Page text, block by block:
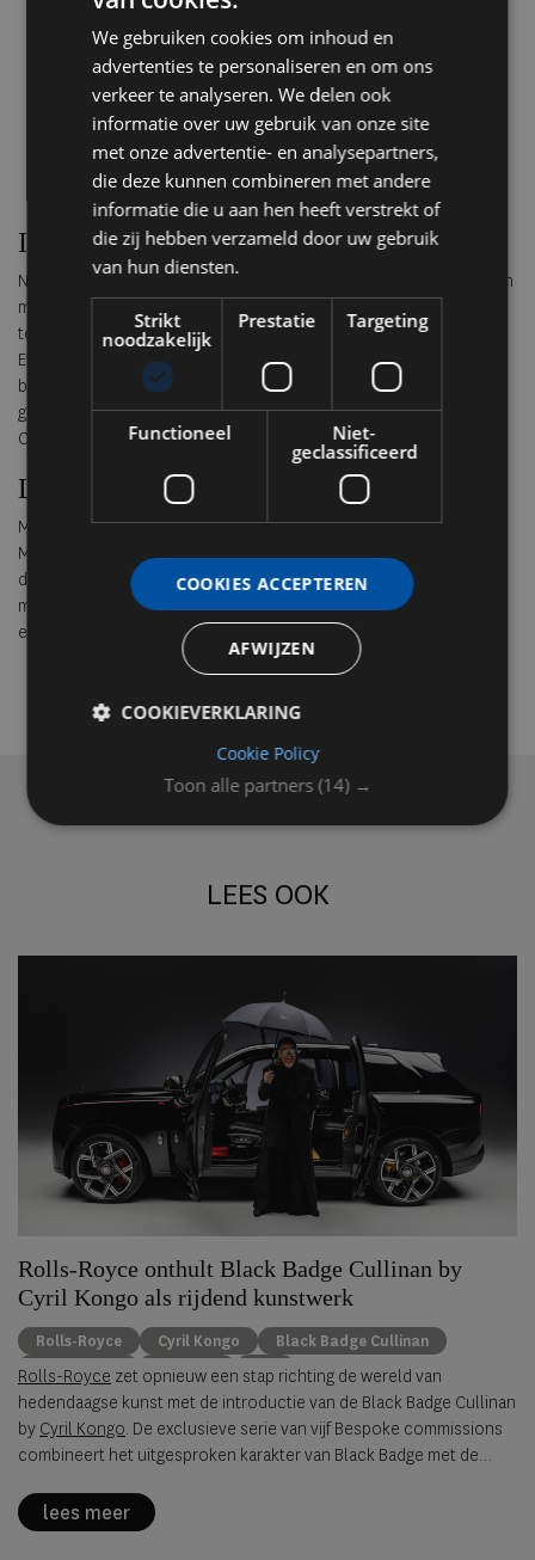
Iconen en art cars
Naast de primeurs brengt Mercedes-Benz ook iconische modellen
mee: de SLR McLaren Roadster, een hypercar die Formule 1-
techniek met luxe combineert, en de zeldzame 190 E 2.5-16
Evolution II, deelnemer aan de Zoute Iconic Rally. Op de zeedijk is
bovendien de CLA Art Piece van Ice Spice te bewonderen, een
gedurfde remix van de nieuwe CLA in het kader van de 'Class of
Creators'-samenwerking.
Lifestyle, erfgoed en innovatie
Met premières, art cars en historische iconen onderstreept
Mercedes-Benz tijdens de Zoute Grand Prix zijn rol als pionier in
design, technologie en lifestyle. Het merk combineert innovatie
met erfgoed en laat zien hoe elektrische mobiliteit, performance
en exclusiviteit hand in hand gaan.
LEES OOK
Rolls-Royce onthult Black Badge Cullinan by
Cyril Kongo als rijdend kunstwerk
Rolls-Royce Cyril Kongo
Black Badge Cullinan
Luxury cars
bespoke art
Rolls-Royce zet opnieuw een stap richting de wereld van
hedendaagse kunst met de introductie van de Black Badge Cullinan
by Cyril Kongo. De exclusieve serie van vijf Bespoke commissions
combineert het uitgesproken karakter van Black Badge met de
kunstenaar Cyril Kongo. Het resultaat is een collectie rijdende
kunstobjecten waarin design, vakmanschap en individualiteit
lees meer
We gebruiken cookies om inhoud en
advertenties te personaliseren en om ons
verkeer te analyseren. We delen ook
informatie over uw gebruik van onze site
met onze advertentie- en analysepartners,
die deze kunnen combineren met andere
informatie die u aan hen heeft verstrekt of
die zij hebben verzameld door uw gebruik
van hun diensten.
Toon alle partners (14) →
Strikt
noodzakelijk
Prestatie Targeting
Functioneel
Niet-
geclassificeerd
COOKIES ACCEPTEREN
AFWIJZEN
COOKIEVERKLARING
Cookie Policy